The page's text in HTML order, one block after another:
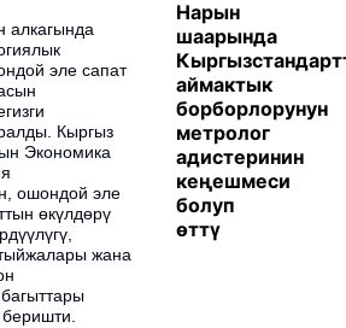
алкагында
эле сапат
Кыргыз
Экономика
ошондой эле
өкүлдөрү
жана
Нарын
шаарында
аймактык
борборлорунун
метролог
адистеринин
кеңешмеси
болуп
өттү